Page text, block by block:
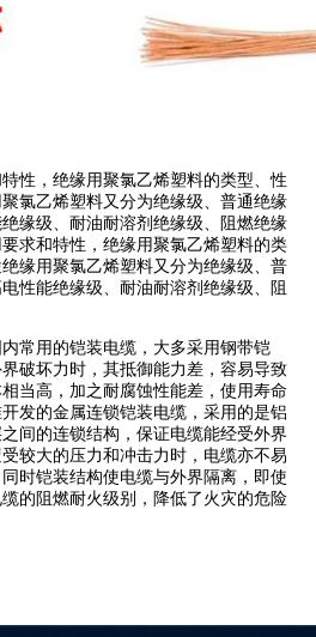
性，绝缘用聚氯乙烯塑料的类型、性
氯乙烯塑料又分为绝缘级、普通绝缘
缘级、耐油耐溶剂绝缘级、阻燃绝缘
求和特性，绝缘用聚氯乙烯塑料的类
缘用聚氯乙烯塑料又分为绝缘级、普
性能绝缘级、耐油耐溶剂绝缘级、阻
常用的铠装电缆，大多采用钢带铠
破坏力时，其抵御能力差，容易导致
当高，加之耐腐蚀性能差，使用寿命
发的金属连锁铠装电缆，采用的是铝
间的连锁结构，保证电缆能经受外界
较大的压力和冲击力时，电缆亦不易
时铠装结构使电缆与外界隔离，即使
的阻燃耐火级别，降低了火灾的危险